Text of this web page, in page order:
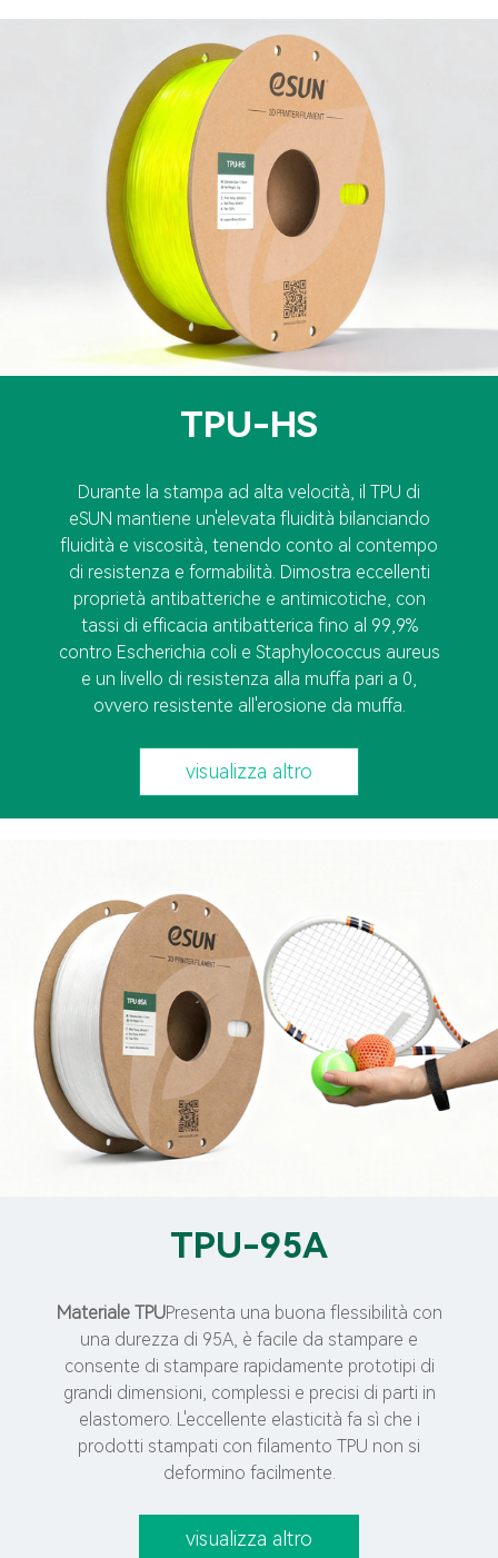
TPU-HS
Durante la stampa ad alta velocità, il TPU di
eSUN mantiene un'elevata fluidità bilanciando
fluidità e viscosità, tenendo conto al contempo
di resistenza e formabilità. Dimostra eccellenti
proprietà antibatteriche e antimicotiche, con
tassi di efficacia antibatterica fino al 99,9%
contro Escherichia coli e Staphylococcus aureus
e un livello di resistenza alla muffa pari a 0,
ovvero resistente all'erosione da muffa.
visualizza altro
TPU-95A
Materiale TPUPresenta una buona flessibilità con
una durezza di 95A, è facile da stampare e
consente di stampare rapidamente prototipi di
grandi dimensioni, complessi e precisi di parti in
elastomero. L'eccellente elasticità fa sì che i
prodotti stampati con filamento TPU non si
deformino facilmente.
visualizza altro